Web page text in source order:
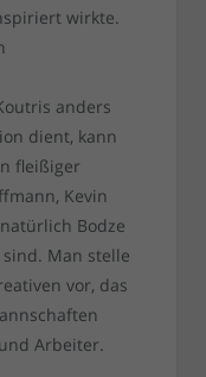
wirkte.
anders
dient, kann
fleißiger
Kevin
Bodze
Man stelle
vor, das
Arbeiter.